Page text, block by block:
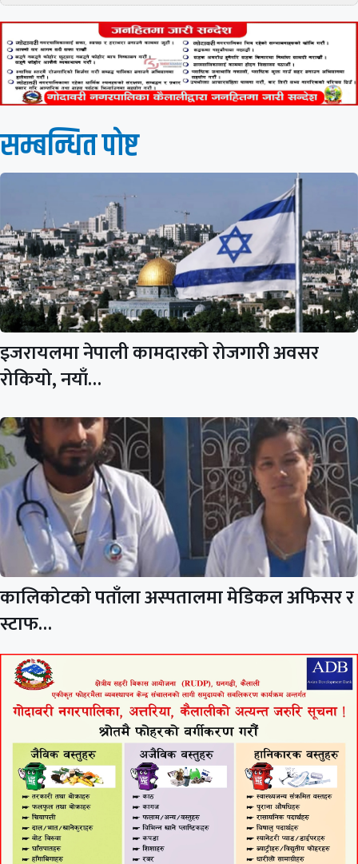
सम्बन्धित पाेष्ट
इजरायलमा नेपाली कामदारको रोजगारी अवसर
रोकियो, नयाँ…
कालिकोटको पताँला अस्पतालमा मेडिकल अफिसर र
स्टाफ…